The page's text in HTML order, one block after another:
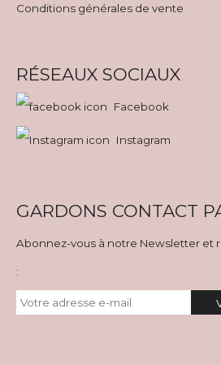
Conditions générales de vente
RÉSEAUX SOCIAUX
Facebook
Instagram
GARDONS CONTACT
Abonnez-vous à notre Newsletter et
: